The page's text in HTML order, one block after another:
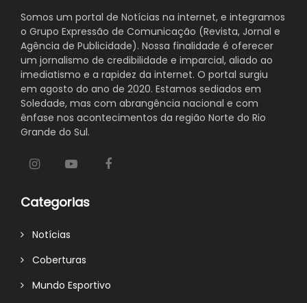
Somos um portal de Notícias na internet, e integramos
o Grupo Expressão de Comunicação (Revista, Jornal e
Agência de Publicidade). Nossa finalidade é oferecer
um jornalismo de credibilidade e imparcial, aliado ao
imediatismo e a rapidez da internet. O portal surgiu
em agosto do ano de 2020. Estamos sediados em
Soledade, mas com abrangência nacional e com
ênfase nos acontecimentos da região Norte do Rio
Grande do Sul.
Categorias
Notícias
Coberturas
Mundo Esportivo